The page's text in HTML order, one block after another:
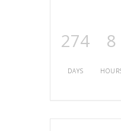
274
DAYS
8